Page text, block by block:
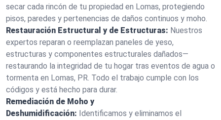
secar cada rincón de tu propiedad en Lomas, protegiendo
pisos, paredes y pertenencias de daños continuos y moho.
Restauración Estructural y de Estructuras: Nuestros
expertos reparan o reemplazan paneles de yeso,
estructuras y componentes estructurales dañados—
restaurando la integridad de tu hogar tras eventos de agua o
tormenta en Lomas, PR. Todo el trabajo cumple con los
códigos y está hecho para durar.
Remediación de Moho y
Deshumidificación: Identificamos y eliminamos el